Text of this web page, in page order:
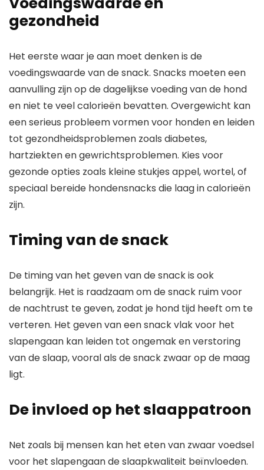
gezondheid
Het eerste waar je aan moet denken is de
voedingswaarde van de snack. Snacks moeten een
aanvulling zijn op de dagelijkse voeding van de hond
en niet te veel calorieën bevatten. Overgewicht kan
een serieus probleem vormen voor honden en leiden
tot gezondheidsproblemen zoals diabetes,
hartziekten en gewrichtsproblemen. Kies voor
gezonde opties zoals kleine stukjes appel, wortel, of
speciaal bereide hondensnacks die laag in calorieën
zijn.
Timing van de snack
De timing van het geven van de snack is ook
belangrijk. Het is raadzaam om de snack ruim voor
de nachtrust te geven, zodat je hond tijd heeft om te
verteren. Het geven van een snack vlak voor het
slapengaan kan leiden tot ongemak en verstoring
van de slaap, vooral als de snack zwaar op de maag
ligt.
De invloed op het slaappatroon
Net zoals bij mensen kan het eten van zwaar voedsel
voor het slapengaan de slaapkwaliteit beïnvloeden.